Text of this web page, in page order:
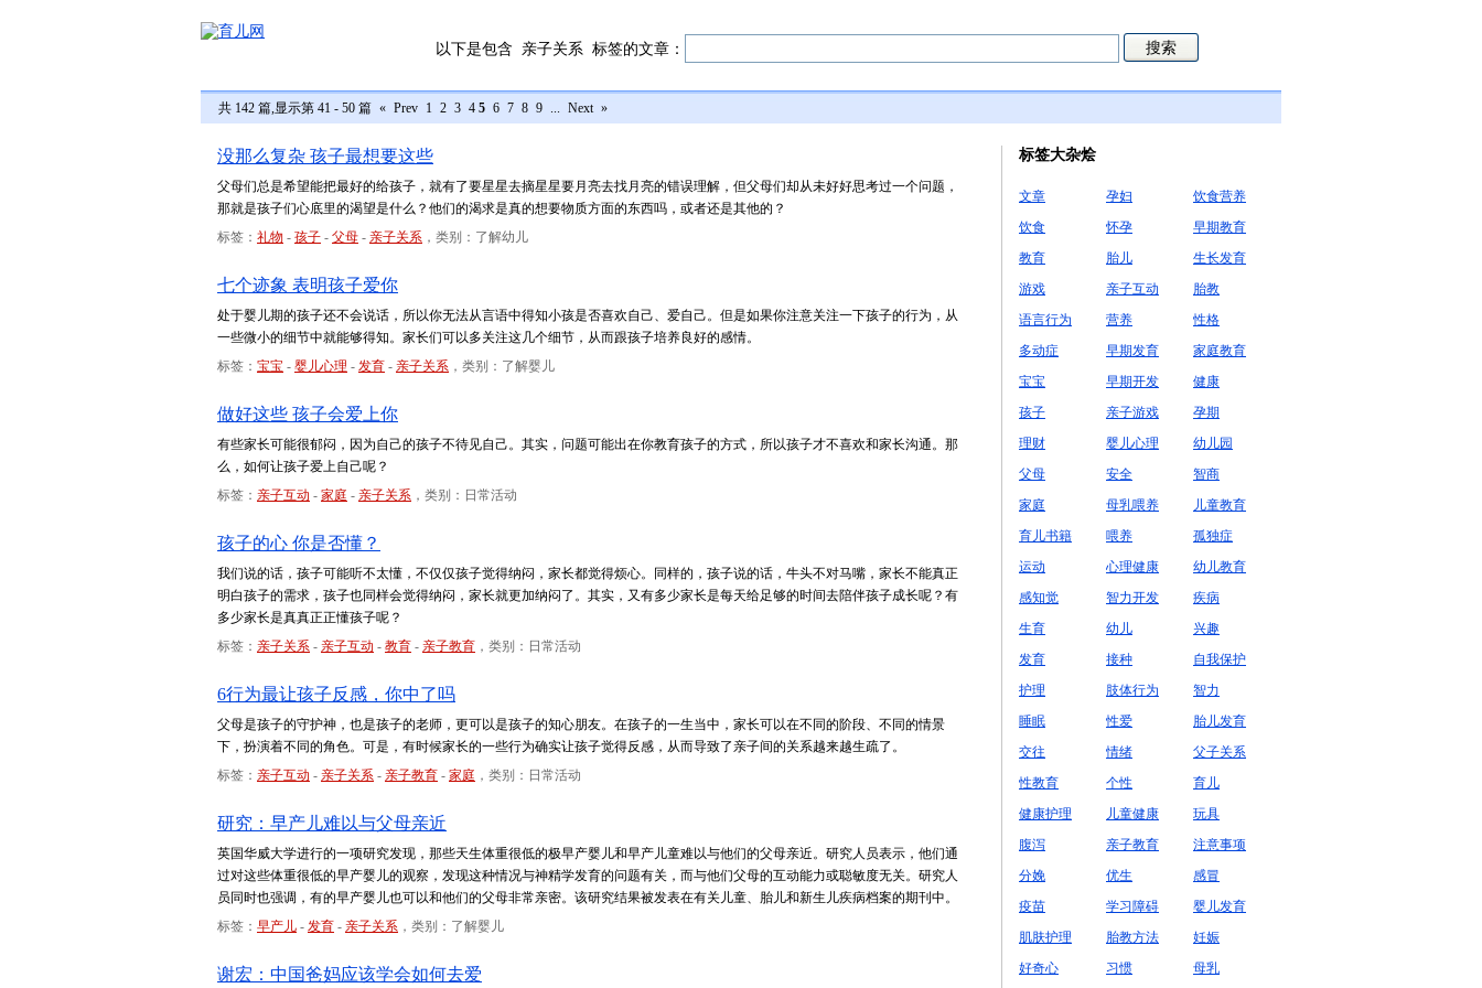
以下是包含 亲子关系 标签的文章：
共 142 篇,显示第 41 - 50 篇 « Prev 1 2 3 4 5 6 7 8 9 ... Next »
没那么复杂 孩子最想要这些
父母们总是希望能把最好的给孩子，就有了要星星去摘星星要月亮去找月亮的错误理解，但父母们却从未好好思考过一个问题，
那就是孩子们心底里的渴望是什么？他们的渴求是真的想要物质方面的东西吗，或者还是其他的？
标签： 礼物 - 孩子 - 父母 - 亲子关系 ，类别：了解幼儿
七个迹象 表明孩子爱你
处于婴儿期的孩子还不会说话，所以你无法从言语中得知小孩是否喜欢自己、爱自己。但是如果你注意关注一下孩子的行为，从
一些微小的细节中就能够得知。家长们可以多关注这几个细节，从而跟孩子培养良好的感情。
标签： 宝宝 - 婴儿心理 - 发育 - 亲子关系 ，类别：了解婴儿
做好这些 孩子会爱上你
有些家长可能很郁闷，因为自己的孩子不待见自己。其实，问题可能出在你教育孩子的方式，所以孩子才不喜欢和家长沟通。那
么，如何让孩子爱上自己呢？
标签： 亲子互动 - 家庭 - 亲子关系 ，类别：日常活动
孩子的心 你是否懂？
我们说的话，孩子可能听不太懂，不仅仅孩子觉得纳闷，家长都觉得烦心。同样的，孩子说的话，牛头不对马嘴，家长不能真正
明白孩子的需求，孩子也同样会觉得纳闷，家长就更加纳闷了。其实，又有多少家长是每天给足够的时间去陪伴孩子成长呢？有
多少家长是真真正正懂孩子呢？
标签： 亲子关系 - 亲子互动 - 教育 - 亲子教育 ，类别：日常活动
6行为最让孩子反感，你中了吗
父母是孩子的守护神，也是孩子的老师，更可以是孩子的知心朋友。在孩子的一生当中，家长可以在不同的阶段、不同的情景
下，扮演着不同的角色。可是，有时候家长的一些行为确实让孩子觉得反感，从而导致了亲子间的关系越来越生疏了。
标签： 亲子互动 - 亲子关系 - 亲子教育 - 家庭 ，类别：日常活动
研究：早产儿难以与父母亲近
英国华威大学进行的一项研究发现，那些天生体重很低的极早产婴儿和早产儿童难以与他们的父母亲近。研究人员表示，他们通
过对这些体重很低的早产婴儿的观察，发现这种情况与神精学发育的问题有关，而与他们父母的互动能力或聪敏度无关。研究人
员同时也强调，有的早产婴儿也可以和他们的父母非常亲密。该研究结果被发表在有关儿童、胎儿和新生儿疾病档案的期刊中。
标签： 早产儿 - 发育 - 亲子关系 ，类别：了解婴儿
谢宏：中国爸妈应该学会如何去爱
标签大杂烩
文章 孕妇
饮食营养
饮食
怀孕
早期教育
教育
胎儿
生长发育
游戏
亲子互动
胎教
语言行为
营养
性格
多动症
早期发育
家庭教育
宝宝
早期开发
健康
孩子
亲子游戏
孕期
理财
婴儿心理
幼儿园
父母
安全
智商
家庭
母乳喂养
儿童教育
育儿书籍
喂养
孤独症
运动
心理健康
幼儿教育
感知觉
智力开发
疾病
生育
幼儿
兴趣
发育
接种
自我保护
护理
肢体行为
智力
睡眠
性爱
胎儿发育
交往
情绪
父子关系
性教育
个性
育儿
健康护理
儿童健康
玩具
腹泻
亲子教育
注意事项
分娩
优生
感冒
疫苗
学习障碍
婴儿发育
肌肤护理
胎教方法
妊娠
好奇心
习惯
母乳